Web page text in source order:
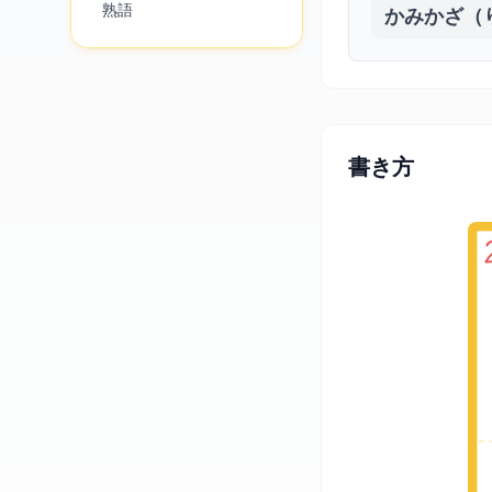
熟語 かみかざ（
書き方